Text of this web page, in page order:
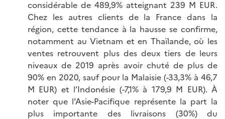
considérable de 489,9% atteignant 239 M EUR.
Chez les autres clients de la France dans la
région, cette tendance à la hausse se confirme,
notamment au Vietnam et en Thaïlande, où les
ventes retrouvent plus des deux tiers de leurs
niveaux de 2019 après avoir chuté de plus de
90% en 2020, sauf pour la Malaisie (-33,3% à 46,7
M EUR) et l’Indonésie (-7,1% à 179,9 M EUR). À
noter que l’Asie-Pacifique représente la part la
plus importante des livraisons (30%) du